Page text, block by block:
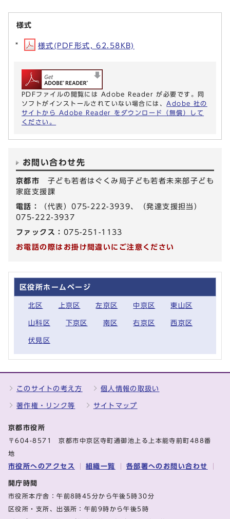
様式
様式(PDF形式, 62.58KB)
PDFファイルの閲覧には Adobe Reader が必要です。同
ソフトがインストールされていない場合には、Adobe 社の
サイトから Adobe Reader をダウンロード（無償）して
ください。
お問い合わせ先
京都市 子ども若者はぐくみ局子ども若者未来部子ども
家庭支援課
電話：
（代表）075-222-3939、（発達支援担当）
075-222-3937
ファックス： 075-251-1133
お電話の際はお掛け間違いにご注意ください
区役所ホームページ
北区 上京区 左京区 中京区 東山区
山科区 下京区 南区 右京区 西京区
伏見区
このサイトの考え方 個人情報の取扱い
著作権・リンク等 サイトマップ
京都市役所
〒604-8571 京都市中京区寺町通御池上る上本能寺前町488番
地
市役所へのアクセス 組織一覧 各部署へのお問い合わせ
開庁時間
市役所本庁舎：午前8時45分から午後5時30分
区役所・支所、出張所：午前9時から午後5時